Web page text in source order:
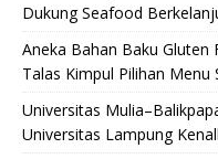
Dukung Seafood
Aneka Bahan Baku Gluten
Talas Kimpul Pilihan Menu
Universitas
Universitas Lampung